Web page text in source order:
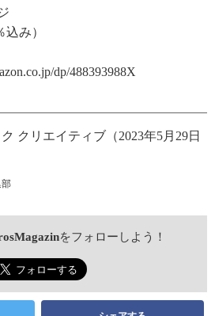
込み）
dp/488393988X
クリエイティブ（2023年5月29日
をフォローしよう！